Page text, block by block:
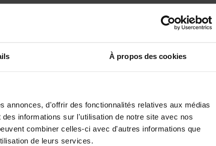
À propos des cookies
annonces, d'offrir des fonctionnalités relatives aux médias
informations sur l'utilisation de notre site avec nos
combiner celles-ci avec d'autres informations que
de leurs services.